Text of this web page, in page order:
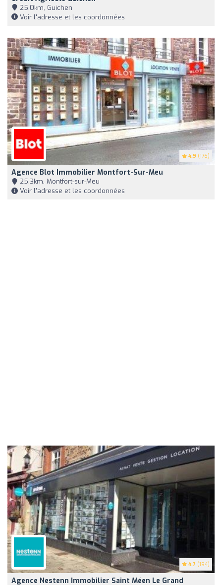
25,0km, Guichen
Voir l'adresse et les coordonnées
4.9 (176)
Agence Blot Immobilier Montfort-Sur-Meu
25,3km, Montfort-sur-Meu
Voir l'adresse et les coordonnées
4.7 (194)
Agence Nestenn Immobilier Saint Méen Le Grand